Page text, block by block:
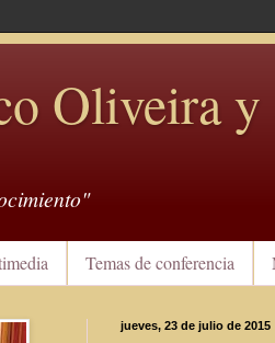
Oliveira
Temas de conferencia
jueves, 23 de julio de 2015